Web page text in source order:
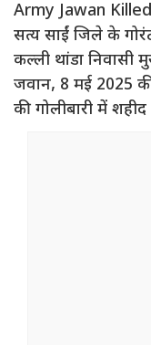
Army Jawan Killed
सत्य साईं जिले के
कल्ली थांडा निवासी
जवान, 8 मई 2025 की
की गोलीबारी में